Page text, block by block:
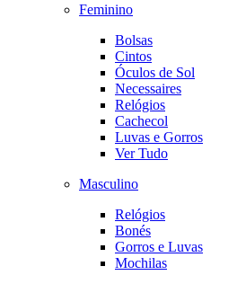
Feminino
Bolsas
Cintos
Óculos de Sol
Necessaires
Relógios
Cachecol
Luvas e Gorros
Ver Tudo
Masculino
Relógios
Bonés
Gorros e Luvas
Mochilas